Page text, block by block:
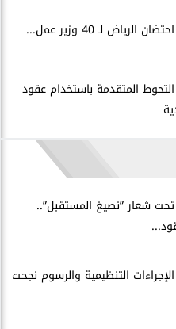
لـ 40 وزير عمل...
التحوط المتقدمة باستخدام عقود
شعار ”نصيغ المستقبل”..
التنظيمية والرسوم نجحت